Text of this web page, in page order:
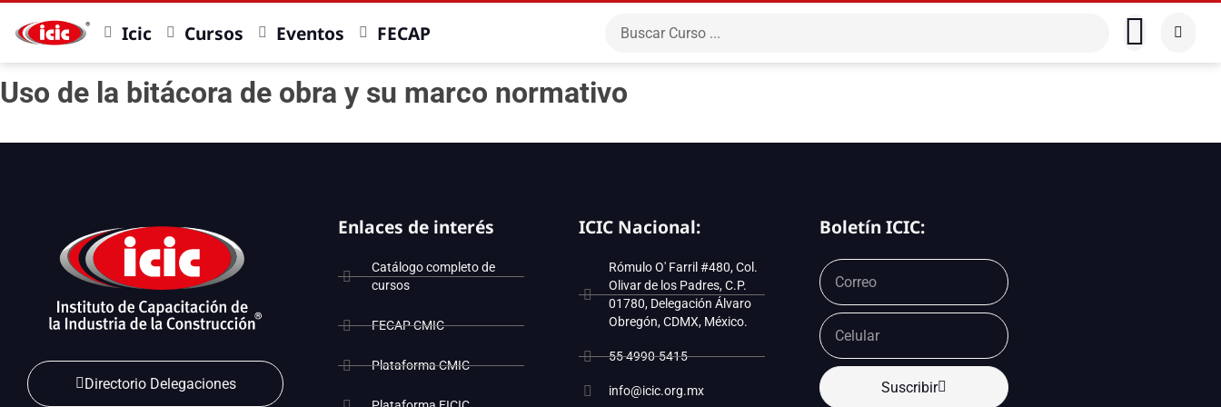
Icic Cursos Eventos FECAP
Uso de la bitácora de obra y su marco normativo
Directorio Delegaciones
Enlaces de interés
Catálogo completo de
cursos
FECAP CMIC
Plataforma CMIC
ICIC Nacional:
Rómulo O' Farril #480, Col.
Olivar de los Padres, C.P.
01780, Delegación Álvaro
Obregón, CDMX, México.
55 4990-5415
info@icic.org.mx
Boletín ICIC:
Suscribir